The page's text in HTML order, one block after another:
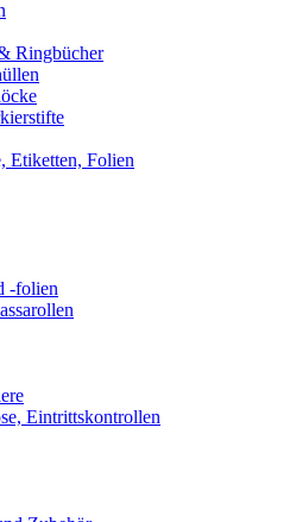
Ringbücher
Etiketten, Folien
-folien
Eintrittskontrollen